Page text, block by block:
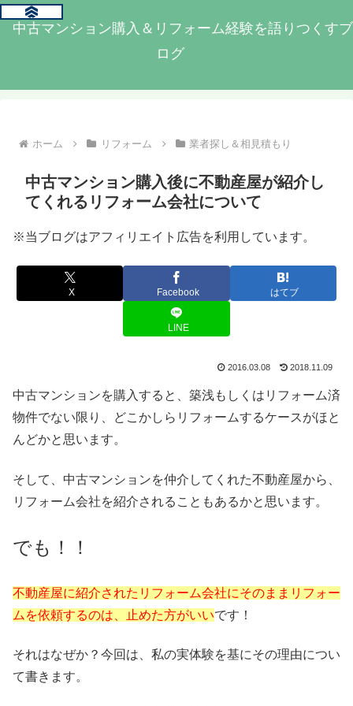
中古マンション購入＆リフォーム経験を語りつくすブ
ログ
ホーム リフォーム 業者探し＆相見積もり
中古マンション購入後に不動産屋が紹介し
てくれるリフォーム会社について
※当ブログはアフィリエイト広告を利用しています。
X Facebook はてブ
LINE
2016.03.08 2018.11.09
中古マンションを購入すると、築浅もしくはリフォーム済
物件でない限り、どこかしらリフォームするケースがほと
んどかと思います。
そして、中古マンションを仲介してくれた不動産屋から、
リフォーム会社を紹介されることもあるかと思います。
でも！！
不動産屋に紹介されたリフォーム会社にそのままリフォー
ムを依頼するのは、止めた方がいいです！
それはなぜか？今回は、私の実体験を基にその理由につい
て書きます。